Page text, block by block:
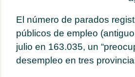
El número de parados
públicos de empleo
julio en 163.035, un
desempleo en tres